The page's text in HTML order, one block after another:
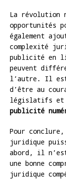
La révolution
opportunités
également
complexité
publicité en
peuvent
l’autre. Il est
d’être au
législatifs et
publicité
Pour
juridique
abord, il
une bonne
juridique